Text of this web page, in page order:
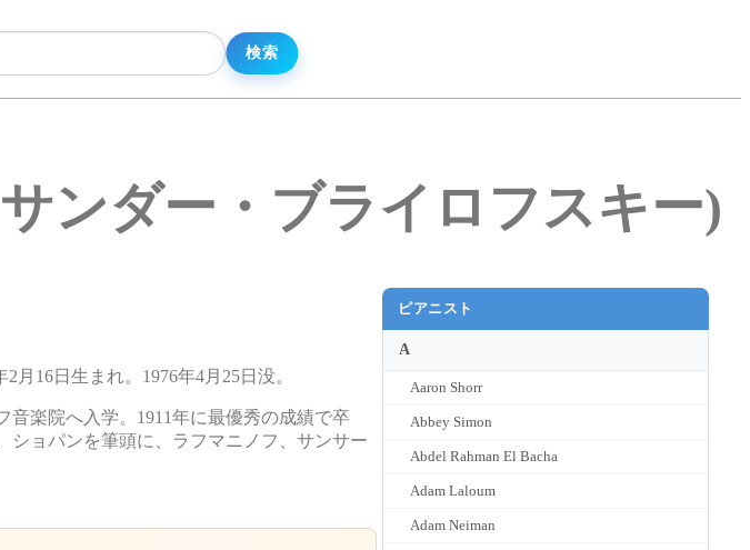
ンダー・ブライロフスキー)
16日生まれ。1976年4月25日没。
楽院へ入学。1911年に最優秀の成績で卒
ショパンを筆頭に、ラフマニノフ、サンサー
ピアニスト
A
Aaron Shorr
Abbey Simon
Abdel Rahman El Bacha
Adam Laloum
Adam Neiman